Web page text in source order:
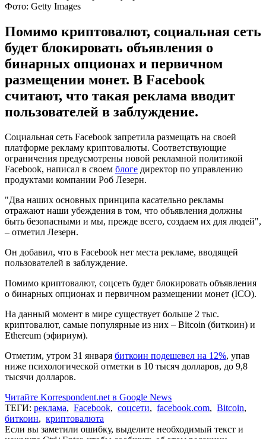
Фото: Getty Images
Помимо криптовалют, социальная сеть
будет блокировать объявления о
бинарных опционах и первичном
размещении монет. В Facebook
считают, что такая реклама вводит
пользователей в заблуждение.
Социальная сеть Facebook запретила размещать на своей
платформе рекламу криптовалюты. Соответствующие
ограничения предусмотрены новой рекламной политикой
Facebook, написал в своем блоге директор по управлению
продуктами компании Роб Лезерн.
"Два наших основных принципа касательно рекламы
отражают наши убеждения в том, что объявления должны
быть безопасными и мы, прежде всего, создаем их для людей",
– отметил Лезерн.
Он добавил, что в Facebook нет места рекламе, вводящей
пользователей в заблуждение.
Помимо криптовалют, соцсеть будет блокировать объявления
о бинарных опционах и первичном размещении монет (ICO).
На данный момент в мире существует больше 2 тыс.
криптовалют, самые популярные из них – Bitcoin (биткоин) и
Ethereum (эфириум).
Отметим, утром 31 января биткоин подешевел на 12%, упав
ниже психологической отметки в 10 тысяч долларов, до 9,8
тысячи долларов.
Читайте Korrespondent.net в Google News
ТЕГИ: реклама, Facebook, соцсети, facebook.com, Bitcoin,
биткоин, криптовалюта
Если вы заметили ошибку, выделите необходимый текст и